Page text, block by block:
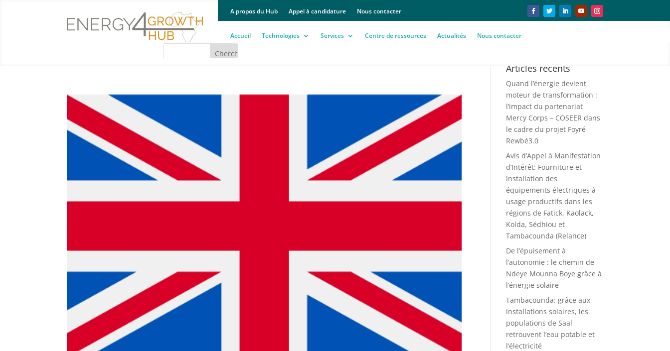
A propos du Hub Appel à candidature Nous contacter
Accueil Technologies Services Centre de ressources Actualités Nous contacter
Articles récents
Quand l’énergie devient
moteur de transformation :
l’impact du partenariat
Mercy Corps – COSEER dans
le cadre du projet Foyré
Rewbé3.0
Avis d’Appel à Manifestation
d’Intérêt: Fourniture et
installation des
équipements électriques à
usage productifs dans les
régions de Fatick, Kaolack,
Kolda, Sédhiou et
Tambacounda (Relance)
De l’épuisement à
l’autonomie : le chemin de
Ndeye Mounna Boye grâce à
l’énergie solaire
Tambacounda: grâce aux
installations solaires, les
populations de Saal
retrouvent l’eau potable et
l’électricité